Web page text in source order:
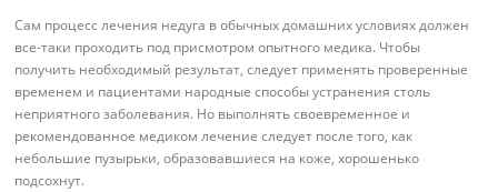
Сам процесс лечения недуга в обычных домашних условиях должен
все-таки проходить под присмотром опытного медика. Чтобы
получить необходимый результат, следует применять проверенные
временем и пациентами народные способы устранения столь
неприятного заболевания. Но выполнять своевременное и
рекомендованное медиком лечение следует после того, как
небольшие пузырьки, образовавшиеся на коже, хорошенько
подсохнут.